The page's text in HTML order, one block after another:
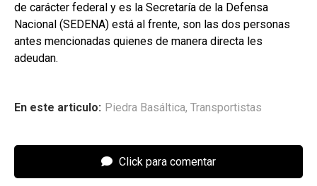
de carácter federal y es la Secretaría de la Defensa
Nacional (SEDENA) está al frente, son las dos personas
antes mencionadas quienes de manera directa les
adeudan.
En este articulo: Piedra Basáltica, Transportistas
Click para comentar